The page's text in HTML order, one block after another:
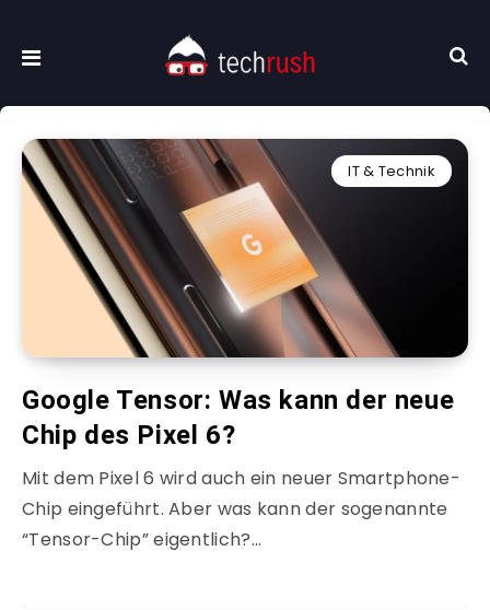
IT & Technik
Google Tensor: Was kann der neue
Chip des Pixel 6?
Mit dem Pixel 6 wird auch ein neuer Smartphone-
Chip eingeführt. Aber was kann der sogenannte
“Tensor-Chip” eigentlich?…